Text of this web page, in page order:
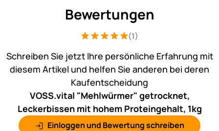
Bewertungen
Bewertung: 5 von 5 (1 Bewertungen)
1 Bewertung(1)
Schreiben Sie jetzt Ihre persönliche Erfahrung mit
diesem Artikel und helfen Sie anderen bei deren
Kaufentscheidung
VOSS.vital "Mehlwürmer" getrocknet,
Leckerbissen mit hohem Proteingehalt, 1kg
Einloggen und Bewertung schreiben